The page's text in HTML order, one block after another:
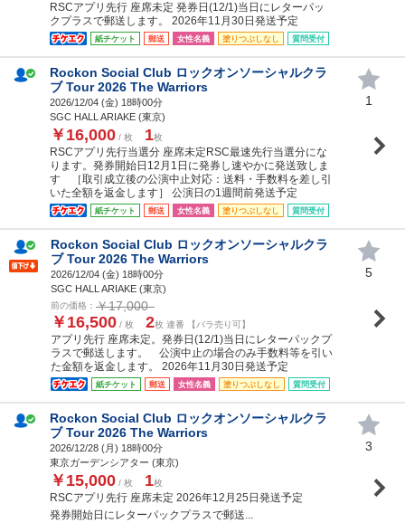
RSCアプリ先行 座席未定 発券日(12/1)当日にレターパッ
クプラスで郵送します。 2026年11月30日発送予定
紙チケット 郵送 女性名義 塗りつぶしなし 質問受付
Rockon Social Club ロックオンソーシャルクラ
ブ Tour 2026 The Warriors
2026/12/04 (金) 18時00分
SGC HALL ARIAKE (東京)
￥16,000 / 枚 1枚
RSCアプリ先行当選分 座席未定RSC最速先行当選分にな
ります。発券開始日12月1日に発券し速やかに発送致しま
す ［取引成立後の公演中止対応：送料・手数料を差し引
いた全額を返金します］ 公演日の1週間前発送予定
紙チケット 郵送 女性名義 塗りつぶしなし 質問受付
1
Rockon Social Club ロックオンソーシャルクラ
ブ Tour 2026 The Warriors
2026/12/04 (金) 18時00分
SGC HALL ARIAKE (東京)
前の価格： ￥17,000
￥16,500 / 枚 2枚 連番 【バラ売り可】
アプリ先行 座席未定。発券日(12/1)当日にレターパックプ
ラスで郵送します。 公演中止の場合のみ手数料等を引い
た金額を返金します。 2026年11月30日発送予定
紙チケット 郵送 女性名義 塗りつぶしなし 質問受付
5
Rockon Social Club ロックオンソーシャルクラ
ブ Tour 2026 The Warriors
2026/12/28 (月) 18時00分
東京ガーデンシアター (東京)
￥15,000 / 枚 1枚
RSCアプリ先行 座席未定 2026年12月25日発送予定
発券開始日にレターパックプラスで郵送...
3